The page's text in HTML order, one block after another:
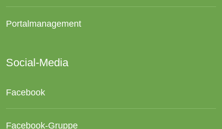
Portalmanagement
Social-Media
Facebook
Facebook-Gruppe